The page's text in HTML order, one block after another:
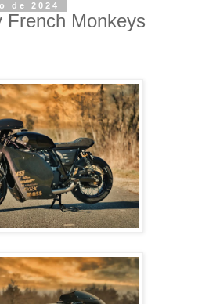
de 2024
French Monkeys